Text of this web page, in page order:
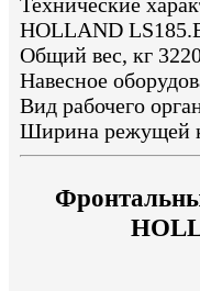
HOLLAND
Общий вес, кг
Навесное
Вид рабочего
Ширина режущей